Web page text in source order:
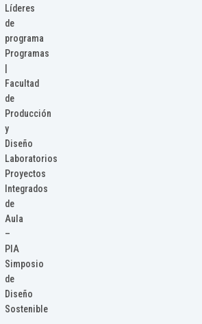
Líderes
de
programa
Programas
Facultad
de
Producción
y
Diseño
Laboratorios
Proyectos
Integrados
de
Aula
–
PIA
Simposio
de
Diseño
Sostenible